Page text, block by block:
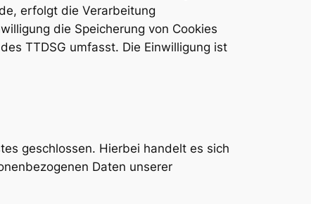
erfolgt die Verarbeitung
die Speicherung von Cookies
TTDSG umfasst. Die Einwilligung ist
geschlossen. Hierbei handelt es sich
Daten unserer